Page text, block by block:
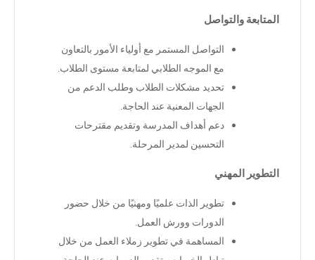
المتابعة والتواصل
التواصل المستمر مع أولياء الأمور بالتعاون
مع الموجه الطلابي لمتابعة مستوى الطلاب
تحديد مشكلات الطلاب وطلب الدعم من
الجهات المعنية عند الحاجة
دعم أهداف المدرسة وتقديم مقترحات
التحسين لمدير المرحلة
التطوير المهني
تطوير الذات علميًا ومهنيًا من خلال حضور
الدورات وورش العمل
المساهمة في تطوير زملاء العمل من خلال